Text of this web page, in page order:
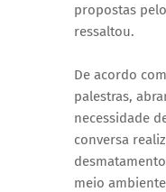
propostas
ressaltou.
De acordo
palestras,
necessidade
conversa
meio